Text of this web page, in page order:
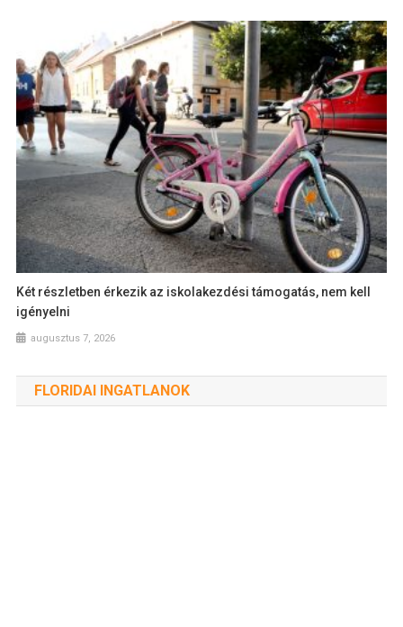
Két részletben érkezik az iskolakezdési támogatás, nem kell
igényelni
augusztus 7, 2026
FLORIDAI INGATLANOK